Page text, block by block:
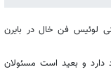
لوئیس فن خال در بایرن
فوتبال آلمان قرارداد دارد و بعید است مسئولان